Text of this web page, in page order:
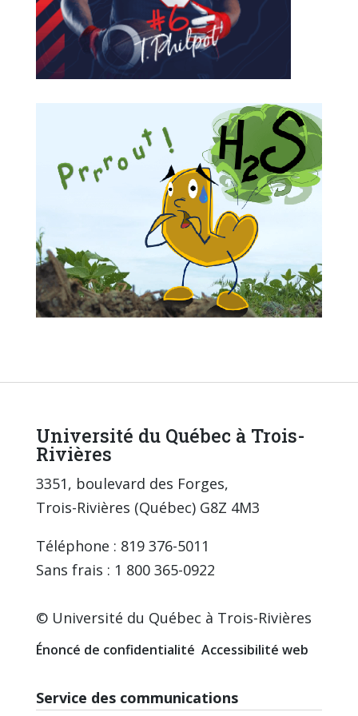
Université du Québec à Trois-
Rivières
3351, boulevard des Forges,
Trois-Rivières (Québec) G8Z 4M3
Téléphone : 819 376-5011
Sans frais : 1 800 365-0922
© Université du Québec à Trois-Rivières
Énoncé de confidentialité Accessibilité web
Service des communications